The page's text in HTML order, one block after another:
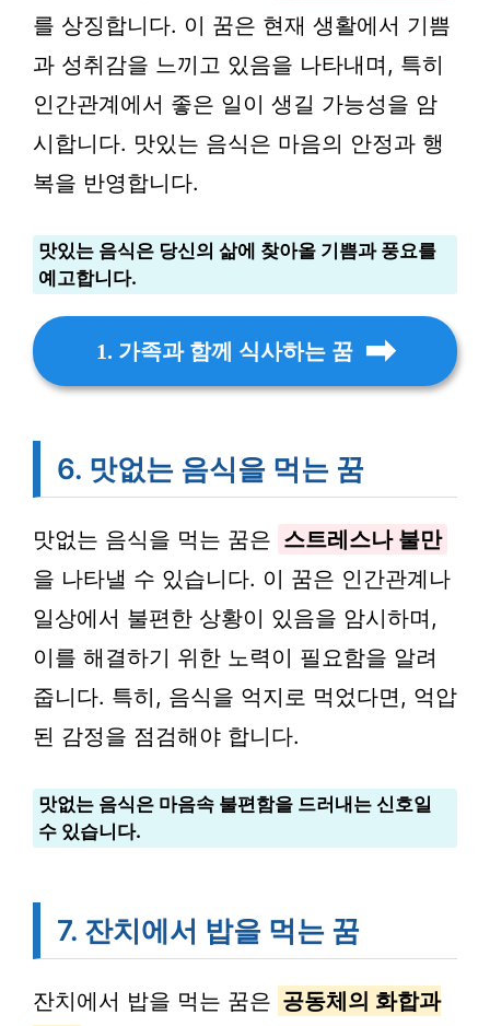
를 상징합니다. 이 꿈은 현재 생활에서 기쁨
과 성취감을 느끼고 있음을 나타내며, 특히
인간관계에서 좋은 일이 생길 가능성을 암
시합니다. 맛있는 음식은 마음의 안정과 행
복을 반영합니다.
맛있는 음식은 당신의 삶에 찾아올 기쁨과 풍요를
예고합니다.
1. 가족과 함께 식사하는 꿈
6. 맛없는 음식을 먹는 꿈
맛없는 음식을 먹는 꿈은 스트레스나 불만
을 나타낼 수 있습니다. 이 꿈은 인간관계나
일상에서 불편한 상황이 있음을 암시하며,
이를 해결하기 위한 노력이 필요함을 알려
줍니다. 특히, 음식을 억지로 먹었다면, 억압
된 감정을 점검해야 합니다.
맛없는 음식은 마음속 불편함을 드러내는 신호일
수 있습니다.
7. 잔치에서 밥을 먹는 꿈
잔치에서 밥을 먹는 꿈은 공동체의 화합과